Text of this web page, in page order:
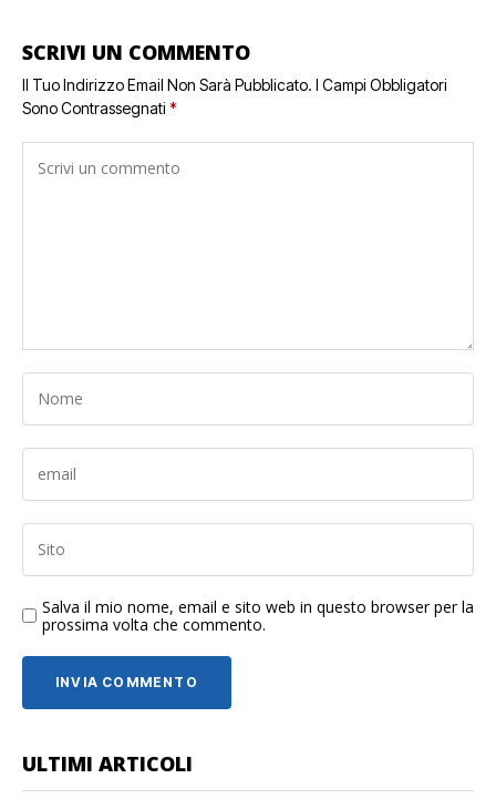
SCRIVI UN COMMENTO
Il Tuo Indirizzo Email Non Sarà Pubblicato. I Campi Obbligatori
Sono Contrassegnati *
Salva il mio nome, email e sito web in questo browser per la
prossima volta che commento.
ULTIMI ARTICOLI